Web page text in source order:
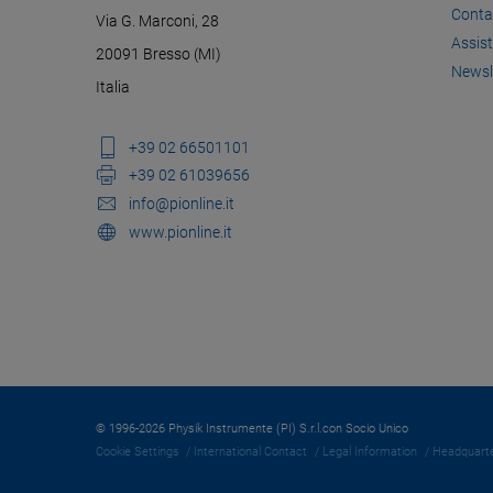
Via G. Marconi, 28
20091 Bresso (MI)
Italia
+39 02 66501101
+39 02 61039656
info@pionline.it
www.pionline.it
© 1996-2026 Physik Instrumente (PI) S.r.l.con Socio Unico
Cookie Settings
International Contact Legal Information